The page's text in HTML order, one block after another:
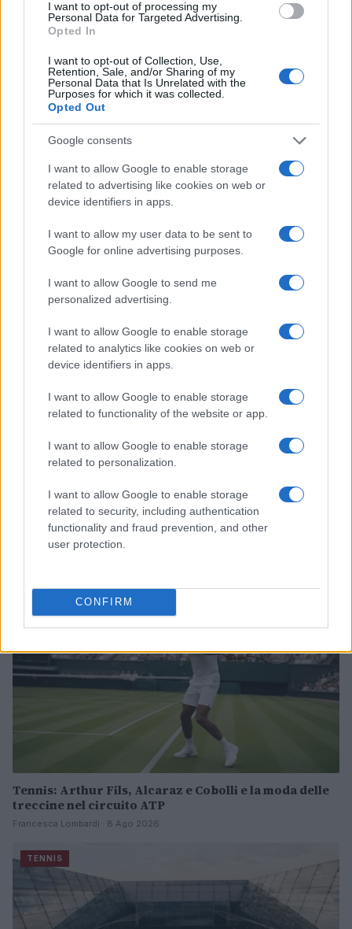
I want to opt-out of processing my
Personal Data for Targeted Advertising.
Opted In
I want to opt-out of Collection, Use,
Retention, Sale, and/or Sharing of my
Personal Data that Is Unrelated with the
Purposes for which it was collected.
Opted Out
Google consents
I want to allow Google to enable storage
related to advertising like cookies on web or
device identifiers in apps.
I want to allow my user data to be sent to
Google for online advertising purposes.
I want to allow Google to send me
personalized advertising.
I want to allow Google to enable storage
related to analytics like cookies on web or
device identifiers in apps.
I want to allow Google to enable storage
related to functionality of the website or app.
I want to allow Google to enable storage
related to personalization.
I want to allow Google to enable storage
related to security, including authentication
functionality and fraud prevention, and other
user protection.
CONFIRM
Matteo Galli ha seguito la manifestazione per il
passaggi chiave con foto e verbali; è cronista
di prima pagina e suggerisce le aperture
editoriali mattutine. Cresciuto a Milano, porta in
redazione note grafiche e una collezione di
locandine teatrali.
Continua a leggere
Tennis: Arthur Fils, Alcaraz e Cobolli e la moda delle
treccine nel circuito ATP
Francesca Lombardi · 8 Ago 2026
TENNIS